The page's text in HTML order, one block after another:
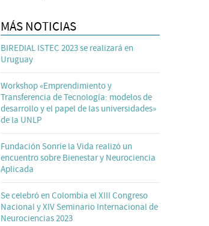
MÁS NOTICIAS
BIREDIAL ISTEC 2023 se realizará en
Uruguay
Workshop «Emprendimiento y
Transferencia de Tecnología: modelos de
desarrollo y el papel de las universidades»
de la UNLP
Fundación Sonríe la Vida realizó un
encuentro sobre Bienestar y Neurociencia
Aplicada
Se celebró en Colombia el XIII Congreso
Nacional y XIV Seminario Internacional de
Neurociencias 2023